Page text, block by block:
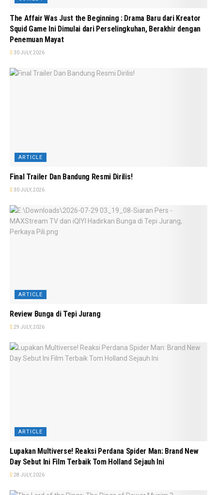
The Affair Was Just the Beginning : Drama Baru dari Kreator
Squid Game Ini Dimulai dari Perselingkuhan, Berakhir dengan
Penemuan Mayat
30 JULY, 2026
ARTICLE
Final Trailer Dan Bandung Resmi Dirilis!
30 JULY, 2026
ARTICLE
Review Bunga di Tepi Jurang
29 JULY, 2026
ARTICLE
Lupakan Multiverse! Reaksi Perdana Spider Man: Brand New
Day Sebut Ini Film Terbaik Tom Holland Sejauh Ini
28 JULY, 2026